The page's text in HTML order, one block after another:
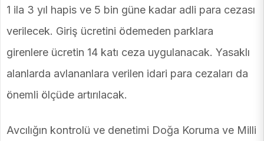
1 ila 3 yıl hapis ve 5 bin güne kadar adli para cezası
verilecek. Giriş ücretini ödemeden parklara
girenlere ücretin 14 katı ceza uygulanacak. Yasaklı
alanlarda avlananlara verilen idari para cezaları da
önemli ölçüde artırılacak.
Avcılığın kontrolü ve denetimi Doğa Koruma ve Milli